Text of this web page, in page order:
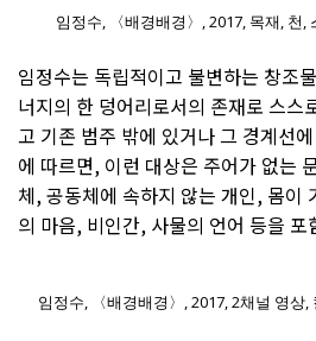
임정수, 〈배경배경〉, 2017, 목재, 천
임정수는 독립적이고 불변하는 창조
너지의 한 덩어리로서의 존재로 스스
고 기존 범주 밖에 있거나 그 경계선
에 따르면, 이런 대상은 주어가 없는
체, 공동체에 속하지 않는 개인, 몸이
의 마음, 비인간, 사물의 언어 등을 포
임정수, 〈배경배경〉, 2017, 2채널 영상